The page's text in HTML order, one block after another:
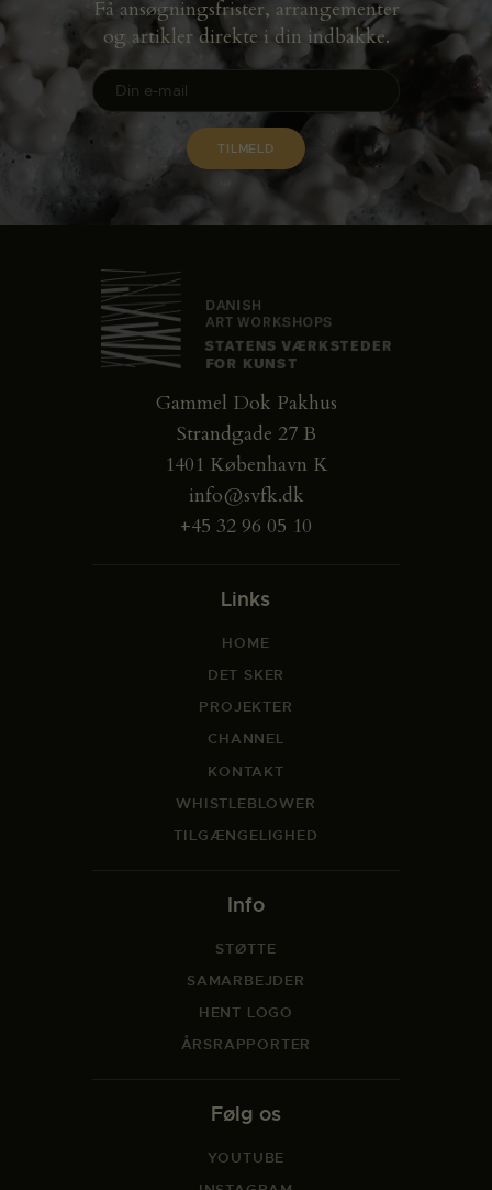
Få ansøgningsfrister, arrangementer
og artikler direkte i din indbakke.
Gammel Dok Pakhus
Strandgade 27 B
1401 København K
info@svfk.dk
+45 32 96 05 10
Links
HOME
DET SKER
PROJEKTER
CHANNEL
KONTAKT
WHISTLEBLOWER
TILGÆNGELIGHED
Info
STØTTE
SAMARBEJDER
HENT LOGO
ÅRSRAPPORTER
Følg os
YOUTUBE